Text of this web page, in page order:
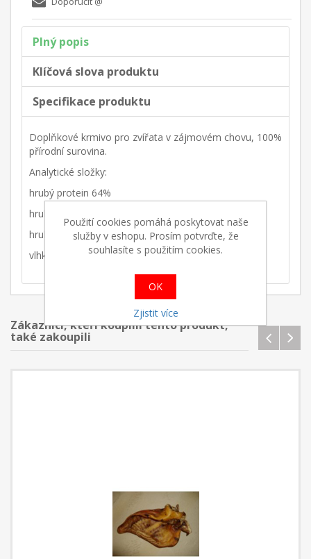
Plný popis
Klíčová slova produktu
Specifikace produktu
Doplňkové krmivo pro zvířata v zájmovém chovu, 100%
přírodní surovina.
Analytické složky:
hrubý protein 64%
hrubý tuk 13%
hrubý popel 8%
vlhkost 8%
Zákazníci, kteří koupilii tento produkt,
také zakoupili
Použití cookies pomáhá poskytovat naše
služby v eshopu. Prosím potvrďte, že
souhlasíte s použitím cookies.
OK
Zjistit více